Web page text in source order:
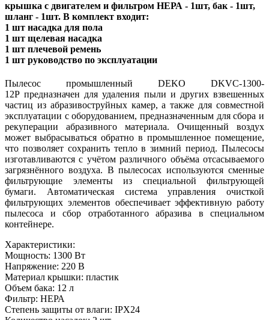
крышка с двигателем и фильтром НЕРА - 1шт, бак - 1шт,
шланг - 1шт. В комплект входит:
1 шт насадка для пола
1 шт щелевая насадка
1 шт плечевой ремень
1 шт руководство по эксплуатации
Пылесос промышленный DEKO DKVC-1300-
12P предназначен для удаления пыли и других взвешенных
частиц из абразивоструйных камер, а также для совместной
эксплуатации с оборудованием, предназначенным для сбора и
рекуперации абразивного материала. Очищенный воздух
может выбрасываться обратно в промышленное помещение,
что позволяет сохранить тепло в зимний период. Пылесосы
изготавливаются с учётом различного объёма отсасываемого
загрязнённого воздуха. В пылесосах используются сменные
фильтрующие элементы из специальной фильтрующей
бумаги. Автоматическая система управления очисткой
фильтрующих элементов обеспечивает эффективную работу
пылесоса и сбор отработанного абразива в специальном
контейнере.
Характеристики:
Мощность: 1300 Вт
Напряжение: 220 В
Материал крышки: пластик
Объем бака: 12 л
Фильтр: НЕРА
Степень защиты от влаги: IPX24